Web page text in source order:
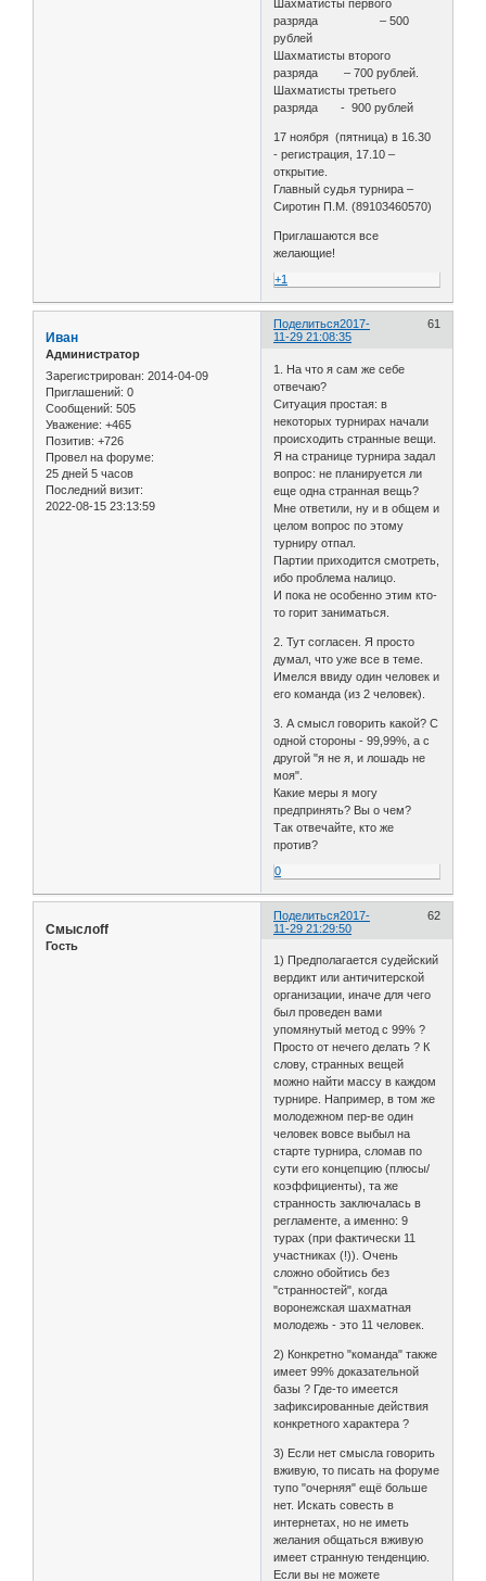
Шахматисты первого
разряда – 500
рублей
Шахматисты второго
разряда – 700 рублей.
Шахматисты третьего
разряда - 900 рублей
17 ноября (пятница) в 16.30
- регистрация, 17.10 –
открытие.
Главный судья турнира –
Сиротин П.М. (89103460570)
Приглашаются все
желающие!
+1
Поделиться 61
2017-
11-29 21:08:35
Иван
Администратор
Зарегистрирован: 2014-04-09
Приглашений: 0
Сообщений: 505
Уважение: +465
Позитив: +726
Провел на форуме:
25 дней 5 часов
Последний визит:
2022-08-15 23:13:59
1. На что я сам же себе
отвечаю?
Ситуация простая: в
некоторых турнирах начали
происходить странные вещи.
Я на странице турнира задал
вопрос: не планируется ли
еще одна странная вещь?
Мне ответили, ну и в общем и
целом вопрос по этому
турниру отпал.
Партии приходится смотреть,
ибо проблема налицо.
И пока не особенно этим кто-
то горит заниматься.
2. Тут согласен. Я просто
думал, что уже все в теме.
Имелся ввиду один человек и
его команда (из 2 человек).
3. А смысл говорить какой? С
одной стороны - 99,99%, а с
другой "я не я, и лошадь не
моя".
Какие меры я могу
предпринять? Вы о чем?
Так отвечайте, кто же
против?
0
Поделиться 62
2017-
11-29 21:29:50
Смыслoff
Гость
1) Предполагается судейский
вердикт или античитерской
организации, иначе для чего
был проведен вами
упомянутый метод с 99% ?
Просто от нечего делать ? К
слову, странных вещей
можно найти массу в каждом
турнире. Например, в том же
молодежном пер-ве один
человек вовсе выбыл на
старте турнира, сломав по
сути его концепцию (плюсы/
коэффициенты), та же
странность заключалась в
регламенте, а именно: 9
турах (при фактически 11
участниках (!)). Очень
сложно обойтись без
"странностей", когда
воронежская шахматная
молодежь - это 11 человек.
2) Конкретно "команда" также
имеет 99% доказательной
базы ? Где-то имеется
зафиксированные действия
конкретного характера ?
3) Если нет смысла говорить
вживую, то писать на форуме
тупо "очерняя" ещё больше
нет. Искать совесть в
интернетах, но не иметь
желания общаться вживую
имеет странную тенденцию.
Если вы не можете